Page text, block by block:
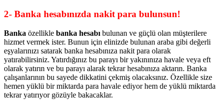
2- Banka hesabınızda nakit para bulunsun!
Banka özellikle banka hesabı bulunan ve güçlü olan müşterilere
hizmet vermek ister. Bunun için elinizde bulunan araba gibi değerli
eşyalarınızı satarak banka hesabınıza nakit para olarak
yatırabilirsiniz. Yatırdığınız bu parayı bir yakınınıza havale veya eft
olarak yatırın ve bu parayı alarak tekrar hesabınıza aktarın. Banka
çalışanlarının bu sayede dikkatini çekmiş olacaksınız. Özellikle size
hemen yüklü bir miktarda para havale ediyor hem de yüklü miktarda
tekrar yatırıyor gözüyle bakacaklar.